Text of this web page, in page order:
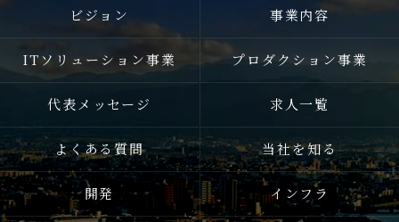
ビジョン 事業内容
ITソリューション事業 プロダクション事業
代表メッセージ 求人一覧
よくある質問 当社を知る
開発 インフラ